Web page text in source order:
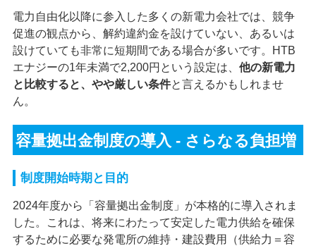
電力自由化以降に参入した多くの新電力会社では、競争
促進の観点から、解約違約金を設けていない、あるいは
設けていても非常に短期間である場合が多いです。HTB
エナジーの1年未満で2,200円という設定は、 他の新電力
と比較すると、やや厳しい条件と言えるかもしれませ
ん。
容量拠出金制度の導入 - さらなる負担増
制度開始時期と目的
2024年度から「容量拠出金制度」が本格的に導入されま
した。これは、将来にわたって安定した電力供給を確保
するために必要な発電所の維持・建設費用（供給力＝容